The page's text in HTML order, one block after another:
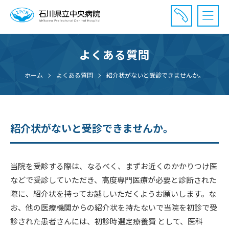
診療受付時間：午前8時20分〜午前11時20分まで
休診⽇： 土曜、日曜、祝日、年末年始
よくある質問
ホーム よくある質問 紹介状がないと受診できませんか。
紹介状がないと受診できませんか。
当院を受診する際は、なるべく、まずお近くのかかりつけ医
などで受診していただき、高度専門医療が必要と診断された
際に、紹介状を持ってお越しいただくようお願いします。な
お、他の医療機関からの紹介状を持たないで当院を初診で受
診された患者さんには、初診時選定療養費 として、医科